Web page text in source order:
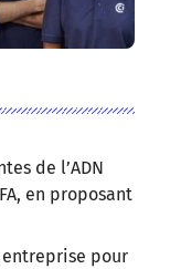
de l’ADN
en proposant
pour